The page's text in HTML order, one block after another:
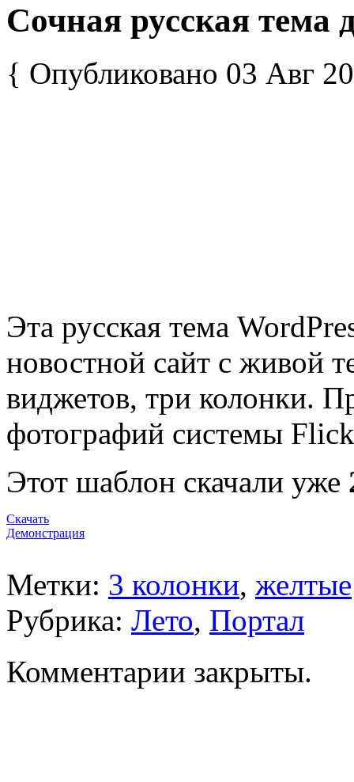
Сочная русская тема
{ Опубликовано 03 Авг
Эта русская тема
новостной сайт с живой
виджетов, три колонки.
фотографий системы
Этот шаблон скачали уже
Скачать
Демонстрация
Метки: 3 колонки, желтые
Рубрика: Лето, Портал
Комментарии закрыты.